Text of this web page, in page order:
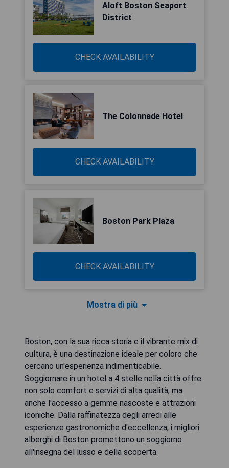
Aloft Boston Seaport
District
CHECK AVAILABILITY
The Colonnade Hotel
CHECK AVAILABILITY
Boston Park Plaza
CHECK AVAILABILITY
Mostra di più
Boston, con la sua ricca storia e il vibrante mix di
cultura, è una destinazione ideale per coloro che
cercano un'esperienza indimenticabile.
Soggiornare in un hotel a 4 stelle nella città offre
non solo comfort e servizi di alta qualità, ma
anche l'accesso a gemme nascoste e attrazioni
iconiche. Dalla raffinatezza degli arredi alle
esperienze gastronomiche d'eccellenza, i migliori
alberghi di Boston promettono un soggiorno
all'insegna del lusso e della scoperta.